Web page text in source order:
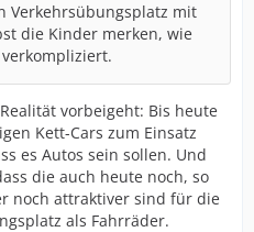
Verkehrsübungsplatz mit
die Kinder merken, wie
vorbeigeht: Bis heute
Kett-Cars zum Einsatz
es Autos sein sollen. Und
die auch heute noch, so
noch attraktiver sind für die
als Fahrräder.